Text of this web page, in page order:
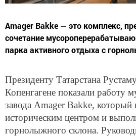
Amager Bakke — это комплекс,
сочетание
парка активного отдыха с
Президенту Татарстана
Копенгагене показали работу
завода Amager Bakke, который
историческим центром и
горнолыжного склона.